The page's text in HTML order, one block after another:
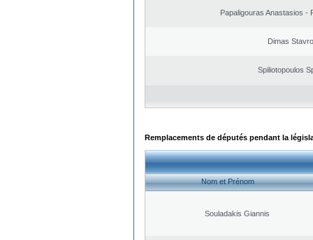
Papaligouras Anastasios -
Dimas
Spiliotopoulos
Remplacements de députés pendant la
Nom et Prénom
Souladakis Giannis